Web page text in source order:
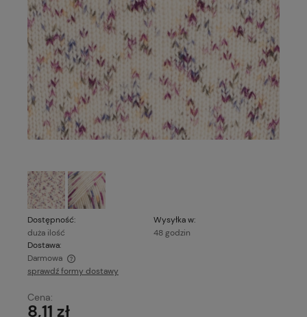
Dostępność:
duża ilość
Wysyłka w:
48 godzin
Dostawa:
Darmowa
Cena nie zawiera ewentualnych kosztów płatności
sprawdź formy dostawy
Cena:
8,11 zł